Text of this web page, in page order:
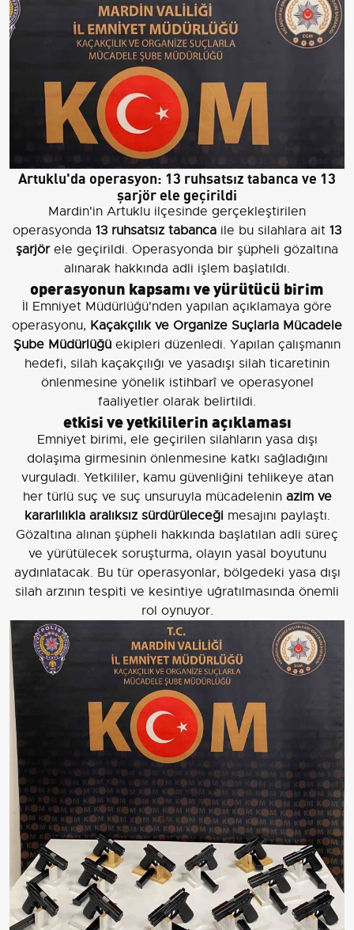
Artuklu'da operasyon: 13 ruhsatsız tabanca ve 13
şarjör ele geçirildi
Mardin'in Artuklu ilçesinde gerçekleştirilen
operasyonda 13 ruhsatsız tabanca ile bu silahlara ait 13
şarjörele geçirildi. Operasyonda bir şüpheli gözaltına
alınarak hakkında adli işlem başlatıldı.
operasyonun kapsamı ve yürütücü birim
İl Emniyet Müdürlüğü'nden yapılan açıklamaya göre
operasyonu, Kaçakçılık ve Organize Suçlarla Mücadele
Şube Müdürlüğü ekipleri düzenledi. Yapılan çalışmanın
hedefi, silah kaçakçılığı ve yasadışı silah ticaretinin
önlenmesine yönelik istihbarî ve operasyonel
faaliyetler olarak belirtildi.
etkisi ve yetkililerin açıklaması
Emniyet birimi, ele geçirilen silahların yasa dışı
dolaşıma girmesinin önlenmesine katkı sağladığını
vurguladı. Yetkililer, kamu güvenliğini tehlikeye atan
her türlü suç ve suç unsuruyla mücadelenin azim ve
kararlılıkla aralıksız sürdürüleceğimesajını paylaştı.
Gözaltına alınan şüpheli hakkında başlatılan adli süreç
ve yürütülecek soruşturma, olayın yasal boyutunu
aydınlatacak. Bu tür operasyonlar, bölgedeki yasa dışı
silah arzının tespiti ve kesintiye uğratılmasında önemli
rol oynuyor.